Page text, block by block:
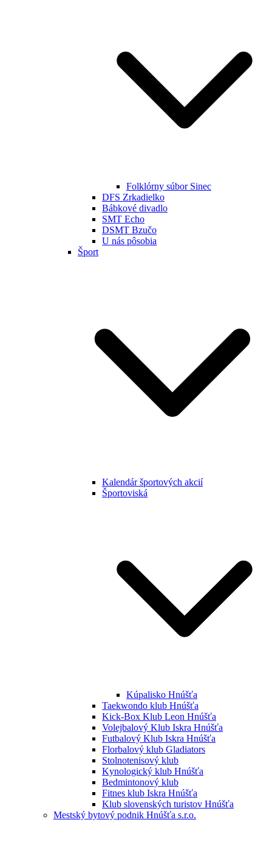
Folklórny súbor Sinec
DFS Zrkadielko
Bábkové divadlo
SMT Echo
DSMT Bzučo
U nás pôsobia
Šport
Kalendár športových akcií
Športoviská
Kúpalisko Hnúšťa
Taekwondo klub Hnúšťa
Kick-Box Klub Leon Hnúšťa
Volejbalový Klub Iskra Hnúšťa
Futbalový Klub Iskra Hnúšťa
Florbalový klub Gladiators
Stolnotenisový klub
Kynologický klub Hnúšťa
Bedmintonový klub
Fitnes klub Iskra Hnúšťa
Klub slovenských turistov Hnúšťa
Mestský bytový podnik Hnúšťa s.r.o.